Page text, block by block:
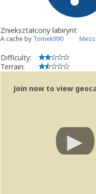
Zniekształcony labirynt
A cache by Tomek990
Difficulty:
Terrain:
Join now to view